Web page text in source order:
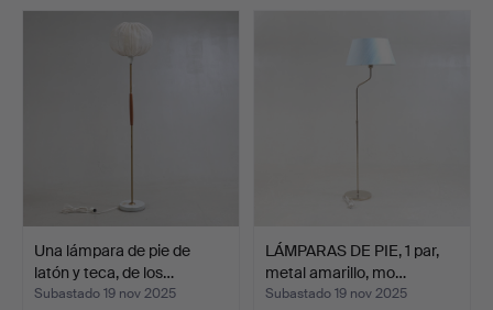
Una lámpara de pie de
latón y teca, de los…
Subastado 19 nov 2025
LÁMPARAS DE PIE, 1 par,
metal amarillo, mo…
Subastado 19 nov 2025